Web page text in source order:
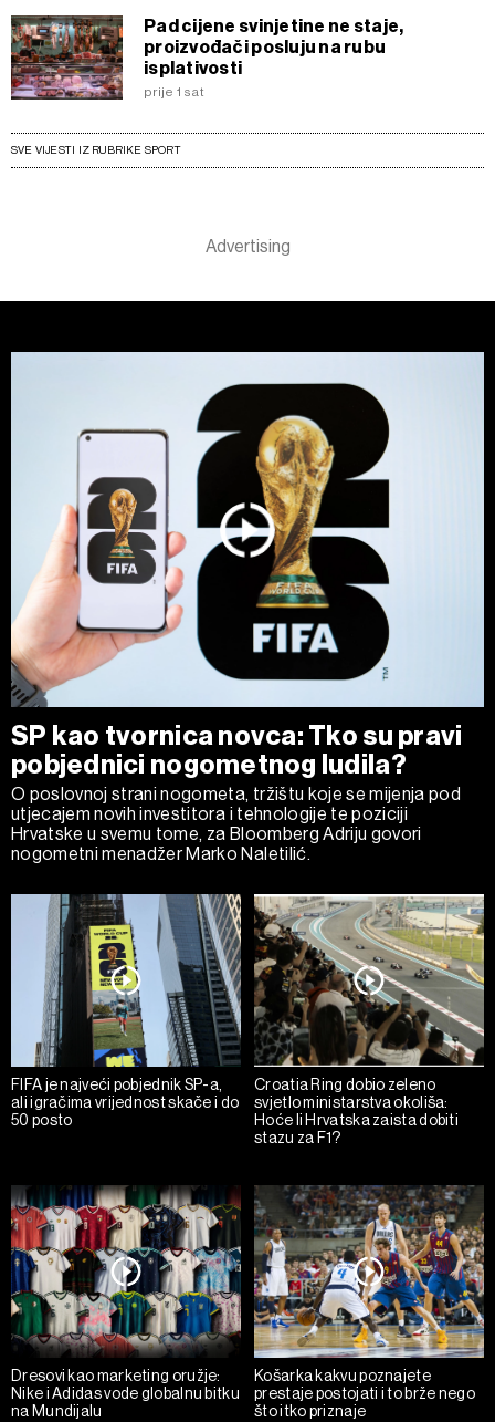
Pad cijene svinjetine ne staje,
proizvođači posluju na rubu
isplativosti
prije 1 sat
SVE VIJESTI IZ RUBRIKE SPORT
SP kao tvornica novca: Tko su pravi
pobjednici nogometnog ludila?
O poslovnoj strani nogometa, tržištu koje se mijenja pod
utjecajem novih investitora i tehnologije te poziciji
Hrvatske u svemu tome, za Bloomberg Adriju govori
nogometni menadžer Marko Naletilić.
FIFA je najveći pobjednik SP-a,
ali igračima vrijednost skače i do
50 posto
Croatia Ring dobio zeleno
svjetlo ministarstva okoliša:
Hoće li Hrvatska zaista dobiti
stazu za F1?
Dresovi kao marketing oružje:
Nike i Adidas vode globalnu bitku
na Mundijalu
Košarka kakvu poznajete
prestaje postojati i to brže nego
što itko priznaje